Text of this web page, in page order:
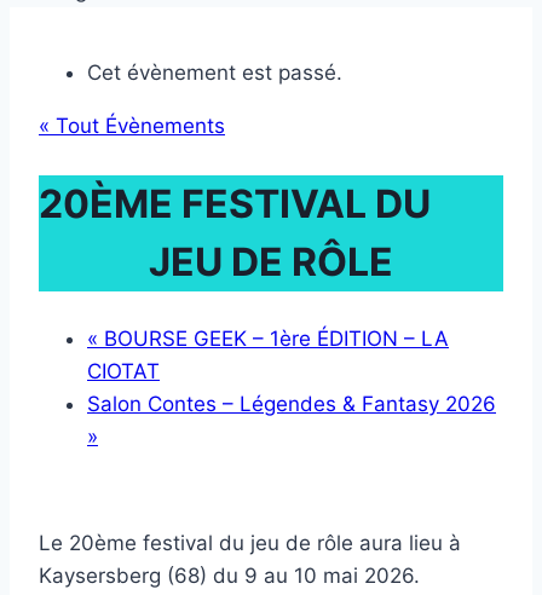
Cet évènement est passé.
« Tout Évènements
20ÈME FESTIVAL DU
JEU DE RÔLE
« BOURSE GEEK – 1ère ÉDITION – LA
CIOTAT
Salon Contes – Légendes & Fantasy 2026
»
Le 20ème festival du jeu de rôle aura lieu à
Kaysersberg (68) du 9 au 10 mai 2026.